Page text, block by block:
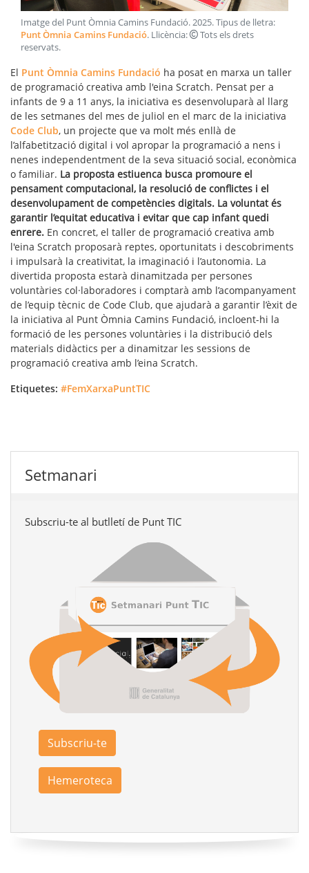
Imatge del Punt Òmnia Camins Fundació.2025. Tipus de lletra:
Punt Òmnia Camins Fundació. Llicència:
Tots els drets
reservats.
El Punt Òmnia Camins Fundació ha posat en marxa un taller
de programació creativa amb l'eina Scratch. Pensat per a
infants de 9 a 11 anys, la iniciativa es desenvoluparà al llarg
de les setmanes del mes de juliol en el marc de la iniciativa
Code Club, un projecte que va molt més enllà de
l’alfabetització digital i vol apropar la programació a nens i
nenes independentment de la seva situació social, econòmica
o familiar. La proposta estiuenca busca promoure el
pensament computacional, la resolució de conflictes i el
desenvolupament de competències digitals. La voluntat és
garantir l’equitat educativa i evitar que cap infant quedi
enrere. En concret, el taller de programació creativa amb
l'eina Scratch proposarà reptes, oportunitats i descobriments
i impulsarà la creativitat, la imaginació i l’autonomia. La
divertida proposta estarà dinamitzada per persones
voluntàries col·laboradores i comptarà amb l’acompanyament
de l’equip tècnic de Code Club, que ajudarà a garantir l’èxit de
la iniciativa al Punt Òmnia Camins Fundació, incloent-hi la
formació de les persones voluntàries i la distribució dels
materials didàctics per a dinamitzar les sessions de
programació creativa amb l’eina Scratch.
Etiquetes: #FemXarxaPuntTIC
Setmanari
Subscriu-te al butlletí de Punt TIC
Subscriu-te
Hemeroteca